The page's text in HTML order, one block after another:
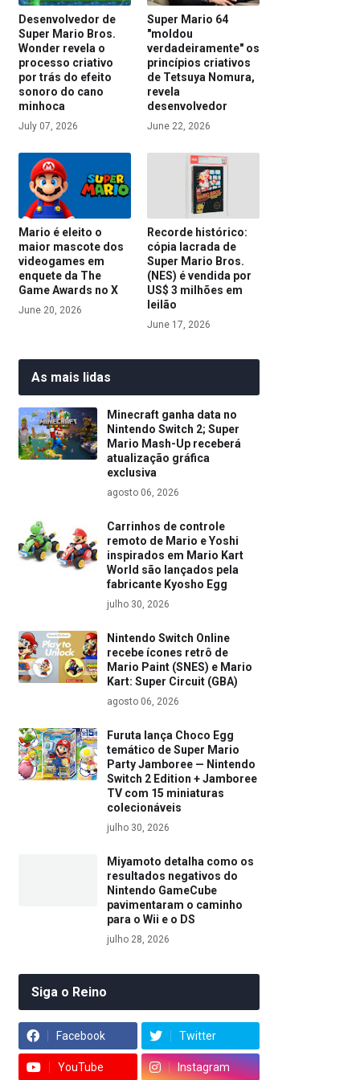
Desenvolvedor de
Super Mario Bros.
Wonder revela o
processo criativo
por trás do efeito
sonoro do cano
minhoca
July 07, 2026
Super Mario 64
"moldou
verdadeiramente" os
princípios criativos
de Tetsuya Nomura,
revela
desenvolvedor
June 22, 2026
Mario é eleito o
maior mascote dos
videogames em
enquete da The
Game Awards no X
June 20, 2026
Recorde histórico:
cópia lacrada de
Super Mario Bros.
(NES) é vendida por
US$ 3 milhões em
leilão
June 17, 2026
As mais lidas
Minecraft ganha data no
Nintendo Switch 2; Super
Mario Mash-Up receberá
atualização gráfica
exclusiva
agosto 06, 2026
Carrinhos de controle
remoto de Mario e Yoshi
inspirados em Mario Kart
World são lançados pela
fabricante Kyosho Egg
julho 30, 2026
Nintendo Switch Online
recebe ícones retrô de
Mario Paint (SNES) e Mario
Kart: Super Circuit (GBA)
agosto 06, 2026
Furuta lança Choco Egg
temático de Super Mario
Party Jamboree — Nintendo
Switch 2 Edition + Jamboree
TV com 15 miniaturas
colecionáveis
julho 30, 2026
Miyamoto detalha como os
resultados negativos do
Nintendo GameCube
pavimentaram o caminho
para o Wii e o DS
julho 28, 2026
Siga o Reino
Facebook Twitter
YouTube Instagram